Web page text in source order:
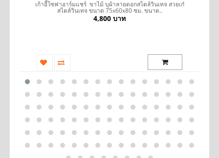
เก้าอี้โซฟาอาร์มแชร์ ขาไม้ บุผ้าลายดอกสไตล์วินเทจ สวยเก๋
สไตล์วินเทจ ขนาด 75x60x80 ซม. ขนาด..
4,800 บาท